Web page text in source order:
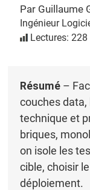
Par Guillaume
Ingénieur
Lectures: 228
Résumé –
couches
technique et
briques,
on isole les
cible, choisir
déploiement.